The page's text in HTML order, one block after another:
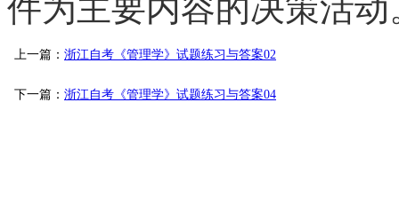
件为主要内容的决策活动
上一篇： 浙江自考《管理学》试题练习与答案02
下一篇： 浙江自考《管理学》试题练习与答案04